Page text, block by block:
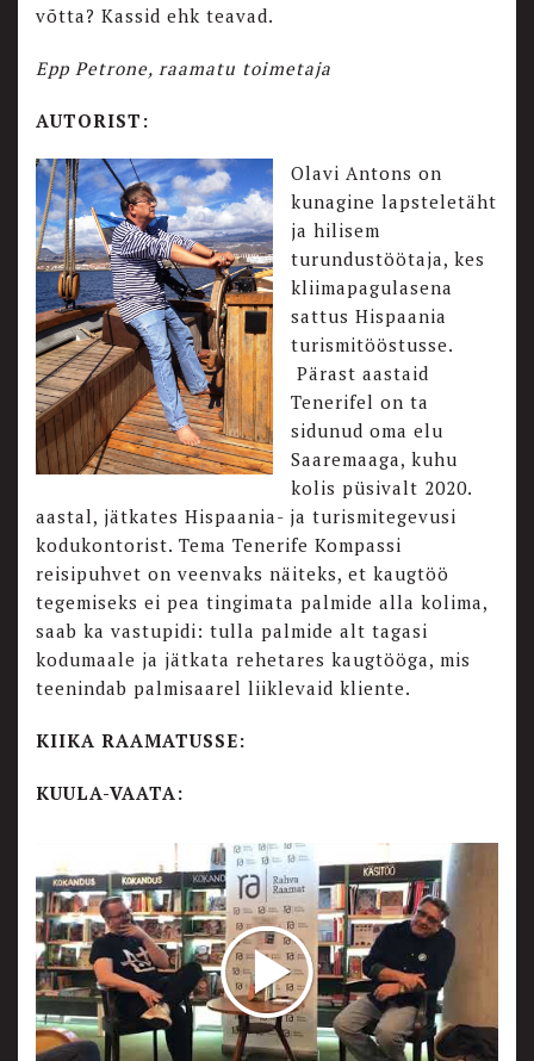
võtta? Kassid ehk teavad.
Epp Petrone, raamatu toimetaja
AUTORIST:
Olavi Antons on
kunagine lapsteletäht
ja hilisem
turundustöötaja, kes
kliimapagulasena
sattus Hispaania
turismitööstusse.
Pärast aastaid
Tenerifel on ta
sidunud oma elu
Saaremaaga, kuhu
kolis püsivalt 2020.
aastal, jätkates Hispaania- ja turismitegevusi
kodukontorist. Tema Tenerife Kompassi
reisipuhvet on veenvaks näiteks, et kaugtöö
tegemiseks ei pea tingimata palmide alla kolima,
saab ka vastupidi: tulla palmide alt tagasi
kodumaale ja jätkata rehetares kaugtööga, mis
teenindab palmisaarel liiklevaid kliente.
KIIKA RAAMATUSSE:
KUULA-VAATA: